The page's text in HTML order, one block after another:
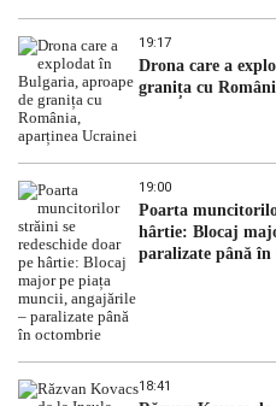
19:17
Drona care a
granița cu
19:00
Poarta
hârtie: Blocaj
paralizate până în
18:41